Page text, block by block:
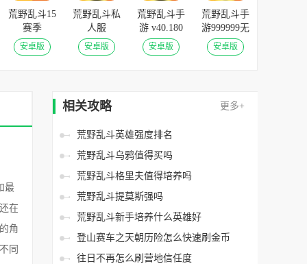
荒野乱斗15
赛季
v46.168安
卓版
安卓版
荒野乱斗私
人服
v40.168最
新版
安卓版
荒野乱斗手
游 v40.180
安卓版
安卓版
荒野乱斗手
游999999无
限钻石版
v36.271安
安卓版
相关攻略 更多+
荒野乱斗英雄强度排名
荒野乱斗乌鸦值得买吗
荒野乱斗格里夫值得培养吗
荒野乱斗提莫斯强吗
荒野乱斗新手培养什么英雄好
登山赛车之天朝历险怎么快速刷金币
往日不再怎么刷营地信任度
最
在
角
同